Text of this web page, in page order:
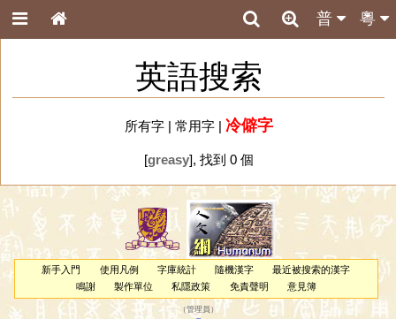
粵
普
英語搜索
所有字| 常用字| 冷僻字
[greasy], 找到 0 個
新手入門 使用凡例 字庫統計 隨機漢字
最近被搜索的漢字
鳴謝
製作單位 私隱政策 免責聲明 意見簿
（管理員 ）